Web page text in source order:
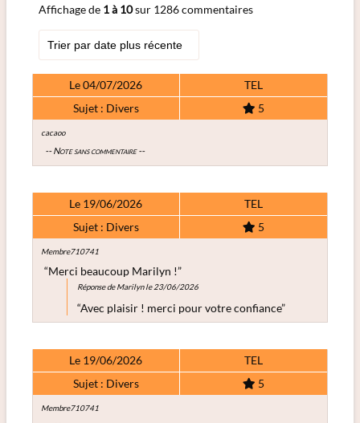
Affichage de 1 à 10sur 1286 commentaires
Le 04/07/2026
TEL
Sujet : Divers
5
cacaoo
-- Note sans commentaire --
Le 19/06/2026
TEL
Sujet : Divers
5
Membre710741
“Merci beaucoup Marilyn !”
Réponse de Marilyn le 23/06/2026
“Avec plaisir ! merci pour votre confiance”
Le 19/06/2026
TEL
Sujet : Divers
5
Membre710741